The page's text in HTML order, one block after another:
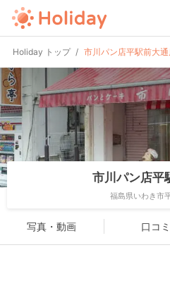
Holiday トップ 市川パン店平駅前大
市川パン店平
福島県いわき市
写真・動画 口コミ